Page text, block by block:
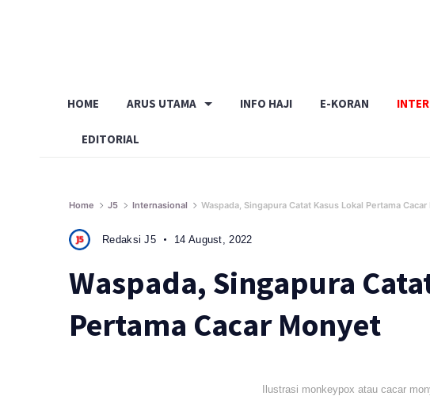
HOME ARUS UTAMA INFO HAJI E-KORAN
EDITORIAL
Home J5 Internasional Waspada, Singapura Catat Kasus Lokal Pertama
Redaksi J5 14 August, 2022
Waspada, Singapura
Pertama Cacar Monyet
Ilustrasi monkeypox atau cacar